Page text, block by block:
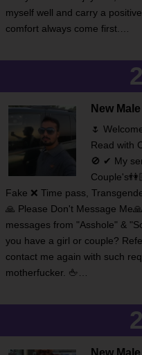
myself well and carry a
comfort always come first.…
New Male
🌷
Read with
🚫 ✔ My
Fake ❌ Time pass,
🙏 Please Don't Message
messages from "Asshole" &
you have a girl or couple?
contact me again with such
motherfucker. 🖕…
New Male